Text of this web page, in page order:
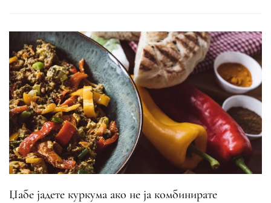
Џабе јадете куркума ако не ја комбинирате